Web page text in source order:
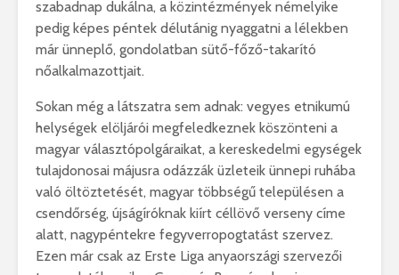
szabadnap dukálna, a közintézmények némelyike
pedig képes péntek délutánig nyaggatni a lélekben
már ünneplő, gondolatban sütő-főző-takarító
nőalkalmazottjait.
Sokan még a látszatra sem adnak: vegyes etnikumú
helységek elöljárói megfeledkeznek köszönteni a
magyar választópolgáraikat, a kereskedelmi egységek
tulajdonosai májusra odázzák üzleteik ünnepi ruhába
való öltöztetését, magyar többségű településen a
csendőrség, újságíróknak kiírt céllövő verseny címe
alatt, nagypéntekre fegyverropogtatást szervez.
Ezen már csak az Erste Liga anyaországi szervezői